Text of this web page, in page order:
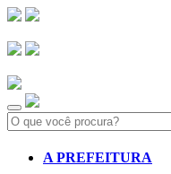
Search:
A PREFEITURA